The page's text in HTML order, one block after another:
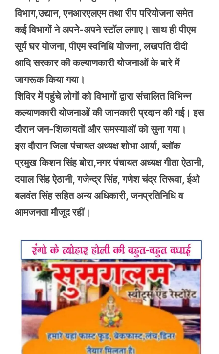
विभाग,उद्यान, एनआरएलएम तथा रीप परियोजना समेत
कई विभागों ने अपने-अपने स्टॉल लगाए। साथ ही पीएम
सूर्य घर योजना, पीएम स्वनिधि योजना, लखपति दीदी
आदि सरकार की कल्याणकारी योजनाओं के बारे में
जागरूक किया गया।
शिविर में पहुंचे लोगों को विभागों द्वारा संचालित विभिन्न
कल्याणकारी योजनाओं की जानकारी प्रदान की गई। इस
दौरान जन-शिकायतों और समस्याओं को सुना गया।
इस दौरान जिला पंचायत अध्यक्ष शोभा आर्या, ब्लॉक
प्रमुख किशन सिंह बोरा,नगर पंचायत अध्यक्ष गीता ऐठानी,
दयाल सिंह ऐठानी, गजेन्द्र सिंह, गणेश चंद्र तिरूवा, ईओ
बलवंत सिंह सहित अन्य अधिकारी, जनप्रतिनिधि व
आमजनता मौजूद रहीं।